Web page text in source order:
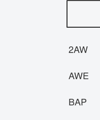
2AW
AWE
BAP